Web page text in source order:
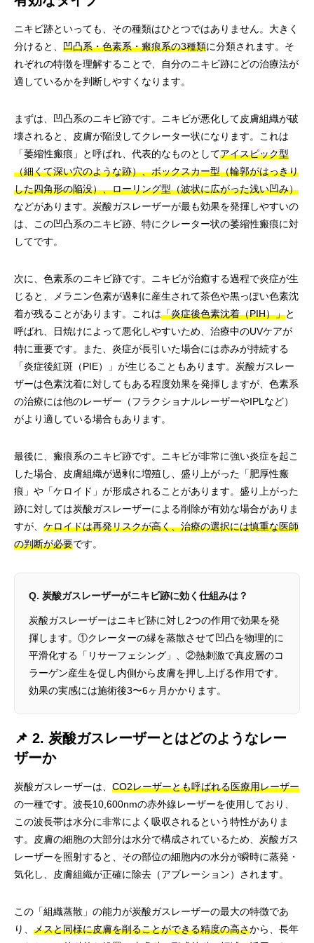
ニキビ跡といっても、その種類はひとつではありません。大きく
分けると、 凹凸系・色素系・瘢痕系の3種類に分類されます。そ
れぞれの特徴を理解することで、自分のニキビ跡にどの治療法が
適しているかを判断しやすくなります。
まずは、凹凸系のニキビ跡です。ニキビが悪化して皮膚組織が破
壊されると、皮膚が陥没してクレーター状になります。これは
「萎縮性瘢痕」と呼ばれ、代表的なものとしてアイスピック型
（細くて深い穴のような跡）、ボックスカー型（輪郭がはっきり
した四角形の陥没）、ローリング型（波状に広がった浅い凹み）
などがあります。炭酸ガスレーザーが最も効果を発揮しやすいの
は、この凹凸系のニキビ跡、特にクレーター状の萎縮性瘢痕に対
してです。
次に、色素系のニキビ跡です。ニキビが治癒する過程で炎症が生
じると、メラニン色素が過剰に産生されて茶色や黒っぽい色素沈
着が残ることがあります。これは「炎症後色素沈着（PIH）」と
呼ばれ、日焼けによって悪化しやすいため、治療中のUVケアが
特に重要です。また、炎症が長引いた場合には赤みが持続する
「炎症後紅斑（PIE）」が生じることもあります。炭酸ガスレー
ザーは色素沈着に対してもある程度効果を発揮しますが、色素系
の治療には他のレーザー（フラクショナルレーザーやIPLなど）
がより適している場合もあります。
最後に、瘢痕系のニキビ跡です。ニキビが非常に強い炎症を起こ
した場合、皮膚組織が過剰に増殖し、盛り上がった「肥厚性瘢
痕」や「ケロイド」が形成されることがあります。盛り上がった
跡に対しては炭酸ガスレーザーによる削除が有効な場合がありま
すが、 ケロイドは再発リスクが高く、治療の選択には慎重な医師
の判断が必要です。
Q. 炭酸ガスレーザーがニキビ跡に効く仕組みは？
炭酸ガスレーザーはニキビ跡に対し2つの作用で効果を発
揮します。①クレーターの縁を蒸散させて凹凸を物理的に
平滑化する「リサーフェシング」、②熱刺激で真皮層のコ
ラーゲン産生を促し内側から皮膚を押し上げる作用です。
効果の実感には施術後3〜6ヶ月かかります。
📌 2. 炭酸ガスレーザーとはどのようなレー
ザーか
炭酸ガスレーザーは、 CO2レーザーとも呼ばれる医療用レーザー
の一種です。波長10,600nmの赤外線レーザーを使用しており、
この波長帯は水分に非常によく吸収されるという特性がありま
す。皮膚の細胞の大部分は水分で構成されているため、炭酸ガス
レーザーを照射すると、その部位の細胞内の水分が瞬時に蒸発・
気化し、皮膚組織が正確に除去（アブレーション）されます。
この「組織蒸散」の能力が炭酸ガスレーザーの最大の特徴であ
り、 メスと同様に皮膚を削ることができる精度の高さから、長年